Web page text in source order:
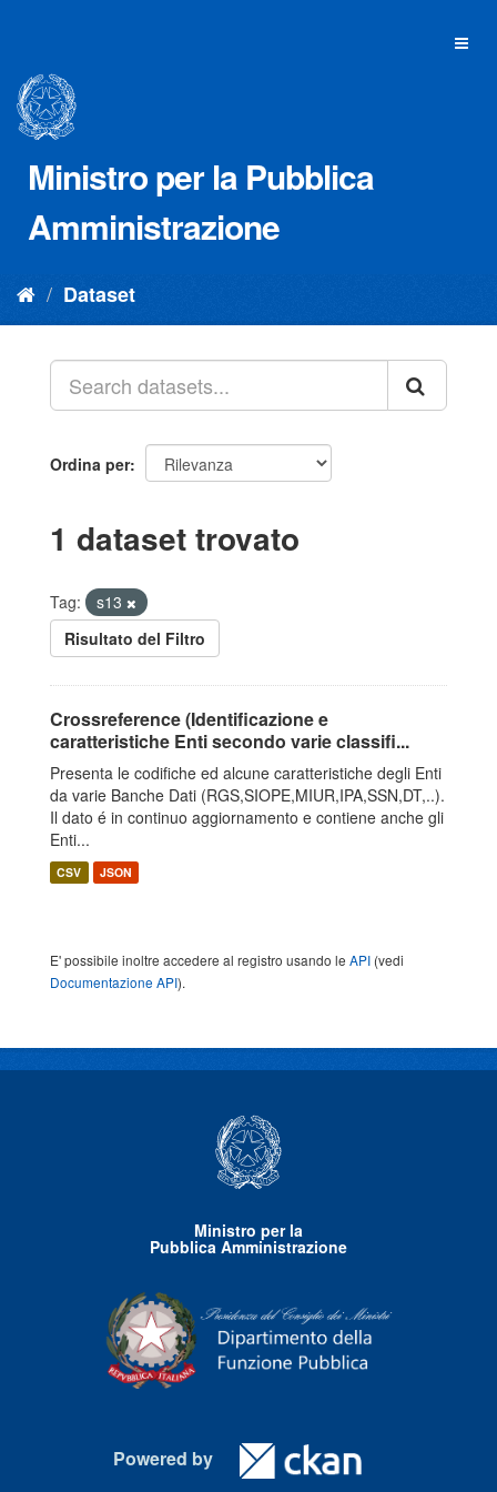
Ministro per la Pubblica
Amministrazione
Dataset
Ordina per
1 dataset trovato
Tag:
s13
Risultato del Filtro
Crossreference (Identificazione e
caratteristiche Enti secondo varie classifi...
Presenta le codifiche ed alcune caratteristiche degli Enti
da varie Banche Dati (RGS,SIOPE,MIUR,IPA,SSN,DT,..).
Il dato é in continuo aggiornamento e contiene anche gli
Enti...
CSV JSON
E' possibile inoltre accedere al registro usando le API (vedi
Documentazione API).
Ministro per la
Pubblica Amministrazione
Powered by